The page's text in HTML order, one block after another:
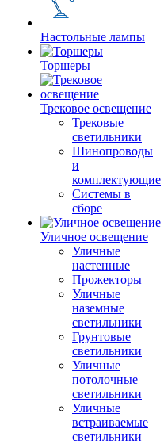
Настольные лампы
Торшеры
Трековое освещение
Трековые
светильники
Шинопроводы
и
комплектующие
Системы в
сборе
Уличное освещение
Уличные
настенные
Прожекторы
Уличные
наземные
светильники
Грунтовые
светильники
Уличные
потолочные
светильники
Уличные
встраиваемые
светильники